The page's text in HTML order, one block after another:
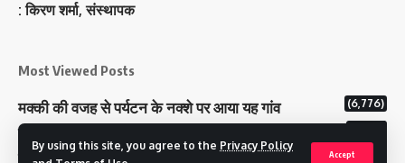
By using this site, you agree to the Privacy Policy
Accept
: किरण शर्मा, संस्‍थापक
Most Viewed Posts
मक्‍की की वजह से पर्यटन के नक्‍शे पर आया यह गांव (6,776)
राज्य में 12 पी माइनस थ्री पोलिंग स्टेशन बनाए गए
टिहरी राजपरिवार के पास 200 करोड से अधिक की संपत्ति (5,120)